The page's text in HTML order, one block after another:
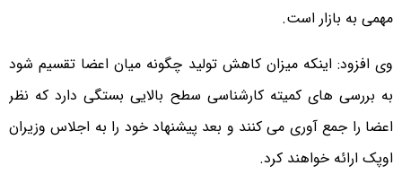
مهمی به بازار است.
وی افزود: اینکه میزان کاهش تولید چگونه میان اعضا تقسیم شود
به بررسی های کمیته کارشناسی سطح بالایی بستگی دارد که نظر
اعضا را جمع آوری می کنند و بعد پیشنهاد خود را به اجلاس وزیران
اوپک ارائه خواهند کرد.